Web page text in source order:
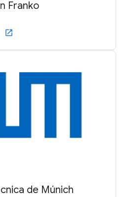
Franko
de Múnich